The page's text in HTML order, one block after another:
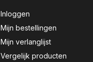
Inloggen
Mijn bestellingen
Mijn verlanglijst
Vergelijk producten